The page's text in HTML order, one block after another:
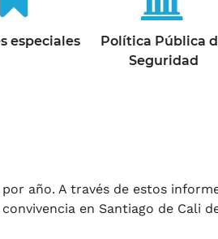
especiales
Política Pública
Seguridad
año. A través de estos
en Santiago de Cali